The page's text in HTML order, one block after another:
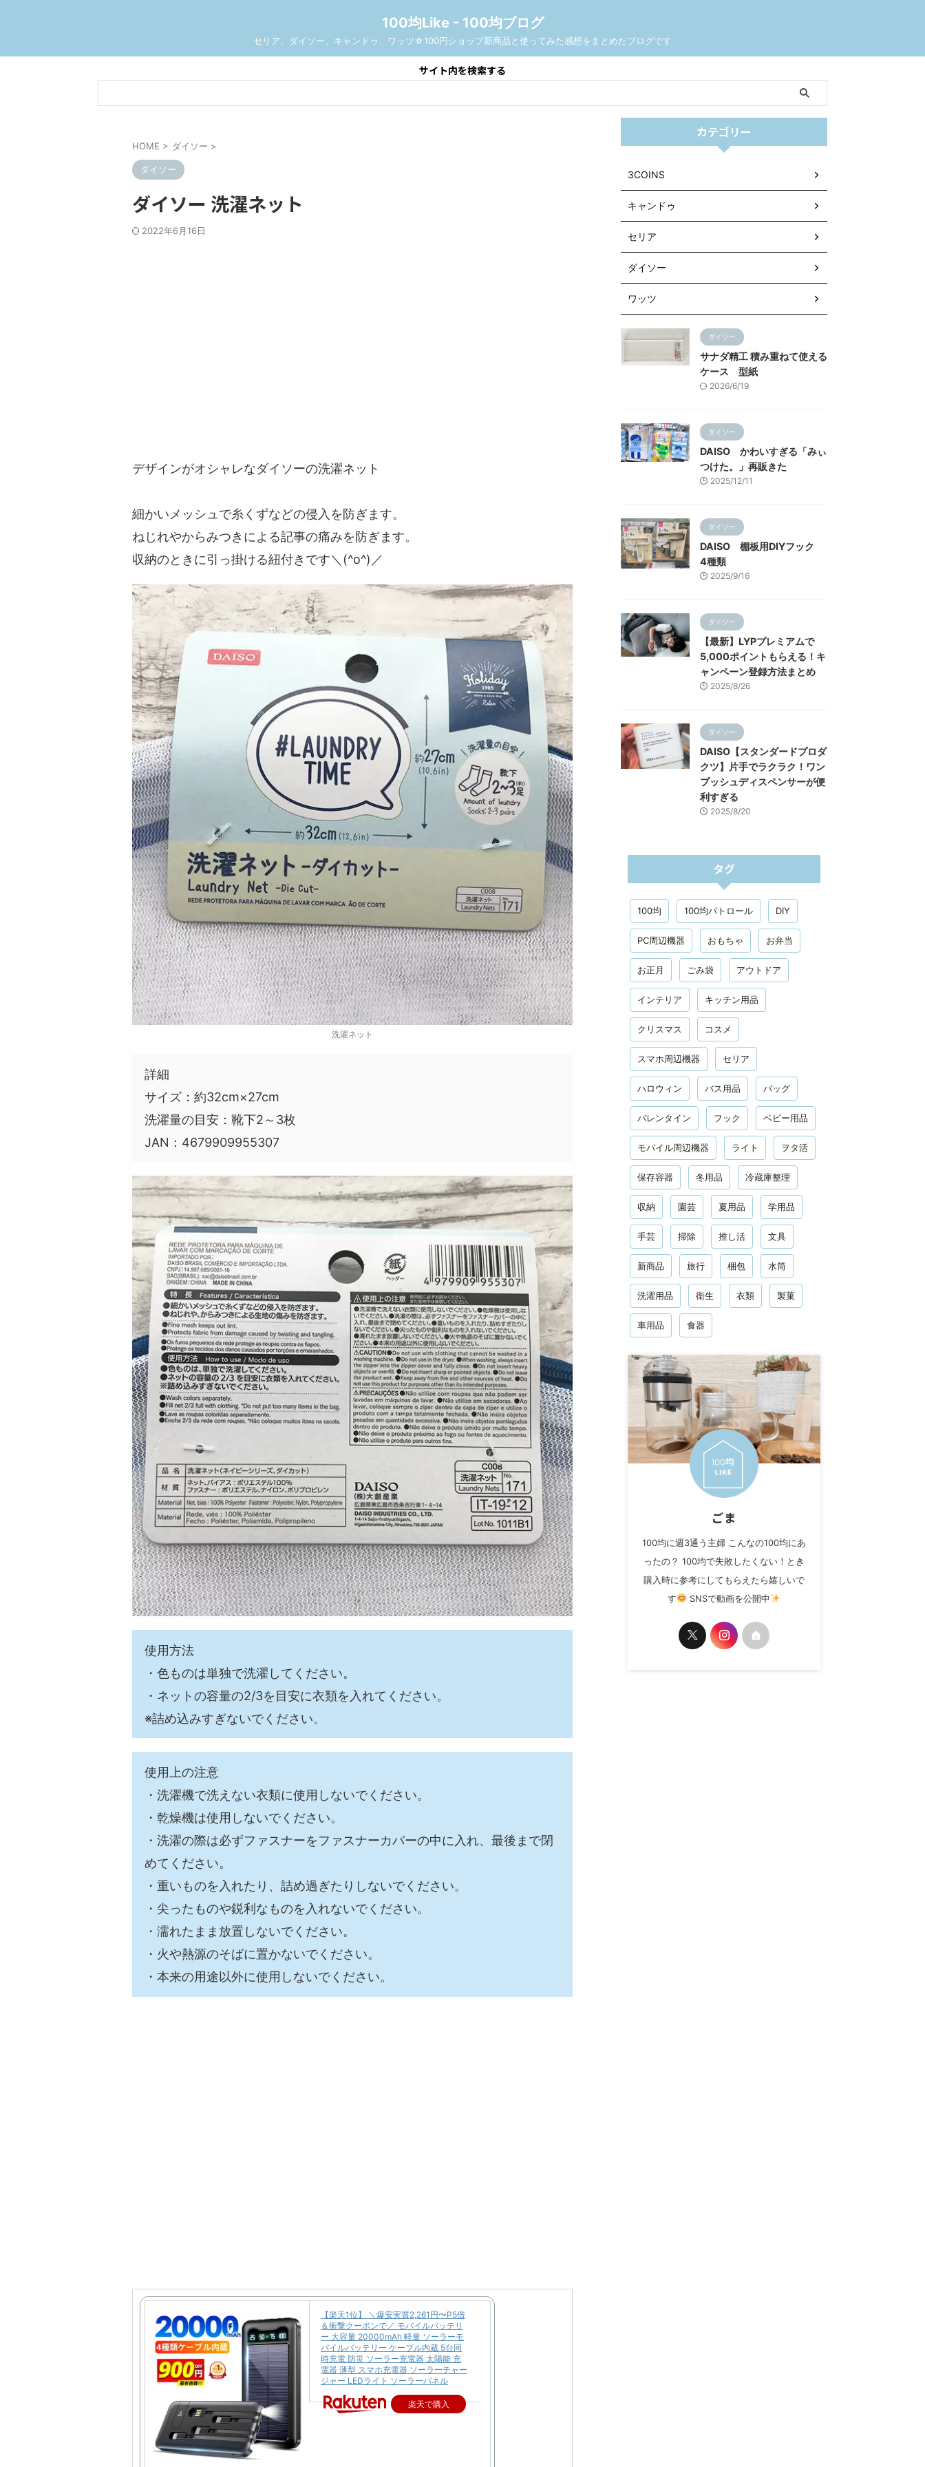
100均Like - 100均ブログ
セリア、ダイソー、キャンドゥ、ワッツ☆100円ショップ新商品と使ってみた感想をまとめたブログです
サイト内を検索する
HOME > ダイソー >
ダイソー
ダイソー 洗濯ネット
2022年6月16日
デザインがオシャレなダイソーの洗濯ネット
細かいメッシュで糸くずなどの侵入を防ぎます。
ねじれやからみつきによる記事の痛みを防ぎます。
収納のときに引っ掛ける紐付きです＼(^o^)／
洗濯ネット
詳細
サイズ：約32cm×27cm
洗濯量の目安：靴下2～3枚
JAN：4679909955307
使用方法
・色ものは単独で洗濯してください。
・ネットの容量の2/3を目安に衣類を入れてください。
※詰め込みすぎないでください。
使用上の注意
・洗濯機で洗えない衣類に使用しないでください。
・乾燥機は使用しないでください。
・洗濯の際は必ずファスナーをファスナーカバーの中に入れ、最後まで閉
めてください。
・重いものを入れたり、詰め過ぎたりしないでください。
・尖ったものや鋭利なものを入れないでください。
・濡れたまま放置しないでください。
・火や熱源のそばに置かないでください。
・本来の用途以外に使用しないでください。
【楽天1位】 ＼爆安実質2,261円〜P5倍
＆衝撃クーポンで／ モバイルバッテリ
ー 大容量 20000mAh 軽量 ソーラーモ
バイルバッテリー ケーブル内蔵 5台同
時充電 防災 ソーラー充電器 太陽能 充
電器 薄型 スマホ充電器 ソーラーチャー
ジャー LEDライト ソーラーパネル
楽天で購入
カテゴリー
3COINS
キャンドゥ
セリア
ダイソー
ワッツ
ダイソー
サナダ精工 積み重ねて使える
ケース 型紙
2026/6/19
ダイソー
DAISO かわいすぎる「みぃ
つけた。」再販きた
2025/12/11
ダイソー
DAISO 棚板用DIYフック
4種類
2025/9/16
ダイソー
【最新】LYPプレミアムで
5,000ポイントもらえる！キ
ャンペーン登録方法まとめ
2025/8/26
ダイソー
DAISO【スタンダードプロダ
クツ】片手でラクラク！ワン
プッシュディスペンサーが便
利すぎる
2025/8/20
タグ
100均 100均パトロール DIY
PC周辺機器 おもちゃ お弁当
お正月 ごみ袋 アウトドア
インテリア キッチン用品
クリスマス コスメ
スマホ周辺機器 セリア
ハロウィン バス用品 バッグ
バレンタイン フック ベビー用品
モバイル周辺機器 ライト ヲタ活
保存容器 冬用品 冷蔵庫整理
収納 園芸 夏用品 学用品
手芸 掃除 推し活 文具
新商品 旅行 梱包 水筒
洗濯用品 衛生 衣類 製菓
車用品 食器
ごま
100均に週3通う主婦 こんなの100均にあ
ったの？ 100均で失敗したくない！とき
購入時に参考にしてもらえたら嬉しいで
す
SNSで動画を公開中